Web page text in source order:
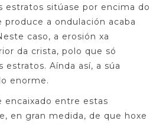
estratos sitúase por encima do
a ondulación acaba
caso, a erosión xa
da crista, polo que só
Aínda así, a súa
enorme.
encaixado entre estas
en gran medida, de que hoxe